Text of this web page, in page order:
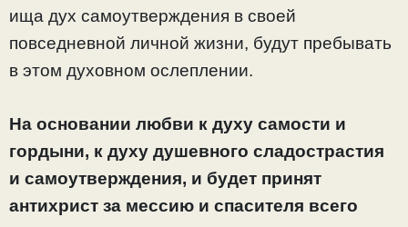
ища дух самоутверждения в своей
повседневной личной жизни, будут пребывать
в этом духовном ослеплении.
На основании любви к духу самости и
гордыни, к духу душевного сладострастия
и самоутверждения, и будет принят
антихрист за мессию и спасителя всего